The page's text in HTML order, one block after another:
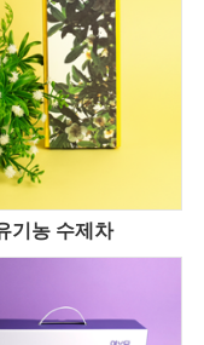
기농 수제차